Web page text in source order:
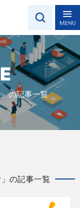
の記事一覧
の記事一覧